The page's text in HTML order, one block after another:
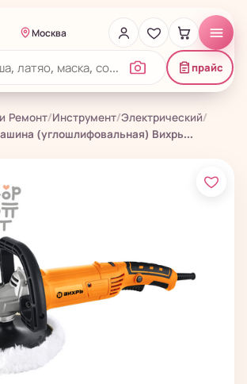
Москва
прайс
Ремонт/Инструмент/Электрический/
(углошлифовальная) Вихрь...